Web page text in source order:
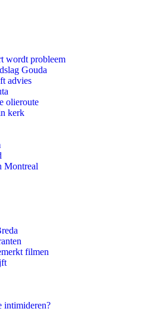
wordt probleem
Gouda
advies
olieroute
kerk
Montreal
filmen
intimideren?